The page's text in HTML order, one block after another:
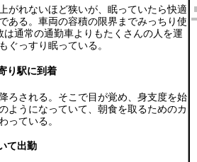
がれないほど狭いが、眠っていたら快適
ある。車両の容積の限界までみっちり使
通常の通勤車よりもたくさんの人を運
ぐっすり眠っている。
り駅に到着
ろされる。そこで目が覚め、身支度を始
ようになっていて、朝食を取るためのカ
っている。
て出勤